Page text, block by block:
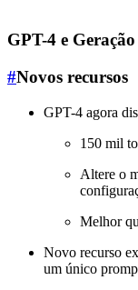
GPT-4 e
#Novos recursos
GPT-4 agora
150 mil
Altere o
Melhor
Novo recurso
um único